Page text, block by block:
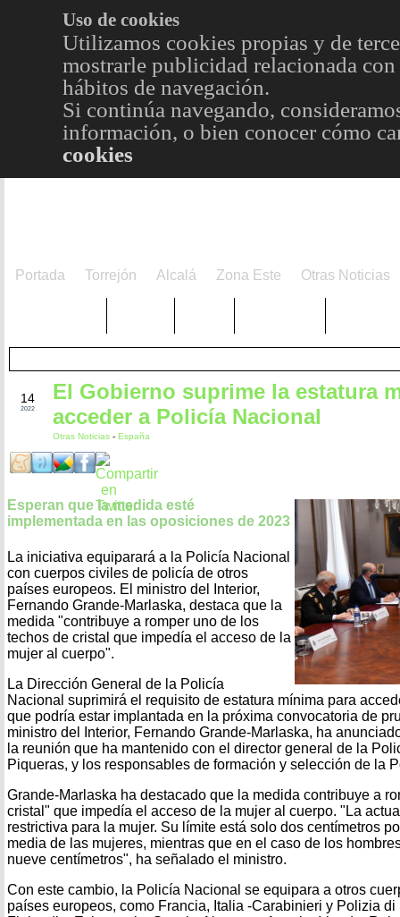
Uso de cookies
Utilizamos cookies propias y de
mostrarle publicidad relacionada
hábitos de navegación.
Si continúa navegando,
información, o bien conocer cómo
cookies
Portada Torrejón Alcalá Zona Este Otras Noticias
14
2022
El Gobierno suprime la estatura
acceder a Policía Nacional
Otras Noticias - España
Esperan que la medida esté
implementada en las oposiciones de 2023
La iniciativa equiparará a la Policía Nacional
con cuerpos civiles de policía de otros
países europeos. El ministro del Interior,
Fernando Grande-Marlaska, destaca que la
medida "contribuye a romper uno de los
techos de cristal que impedía el acceso de la
mujer al cuerpo".
La Dirección General de la Policía
Nacional suprimirá el requisito de estatura mínima para
que podría estar implantada en la próxima convocatoria de
ministro del Interior, Fernando Grande-Marlaska, ha
la reunión que ha mantenido con el director general de la
Piqueras, y los responsables de formación y selección de la
Grande-Marlaska ha destacado que la medida contribuye a
cristal" que impedía el acceso de la mujer al cuerpo. "La
restrictiva para la mujer. Su límite está solo dos centímetros
media de las mujeres, mientras que en el caso de los
nueve centímetros", ha señalado el ministro.
Con este cambio, la Policía Nacional se equipara a otros
países europeos, como Francia, Italia -Carabinieri y Polizia